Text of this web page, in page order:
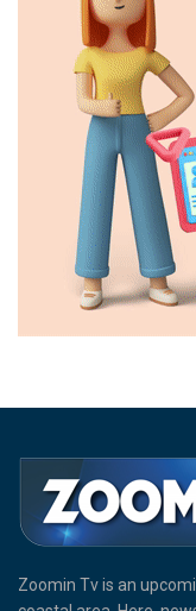
Zoomin Tv is an